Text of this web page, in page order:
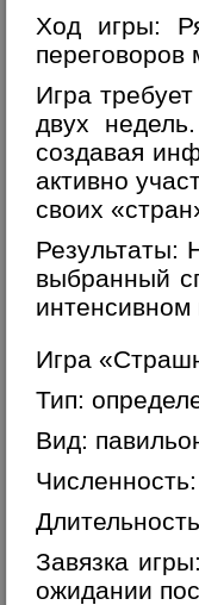
Ход игры:
переговоров
Игра
двух
создавая
активно
своих
Результаты:
выбранный
Игра
Тип:
Вид:
Завязка
ожидании